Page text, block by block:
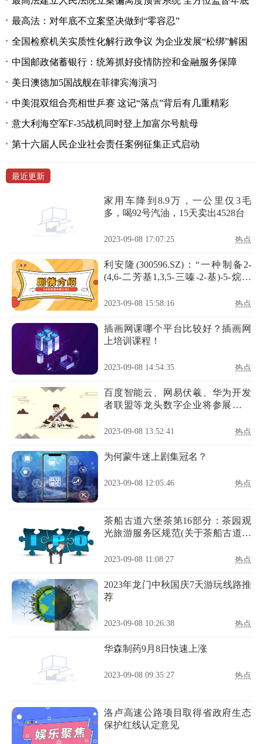
最高法：对年底不立案坚决做到“零容忍”
全国检察机关实质性化解行政争议 为企业发展“松绑”解困
中国邮政储蓄银行：统筹抓好疫情防控和金融服务保障
美日澳德加5国战舰在菲律宾海演习
中美混双组合亮相世乒赛 这记“落点”背后有几重精彩
意大利海空军F-35战机同时登上加富尔号航母
第十六届人民企业社会责任案例征集正式启动
最近更新
家用车降到8.9万，一公里仅3毛
多，喝92号汽油，15天卖出4528台
2023-09-08 17:07:25 热点
利安隆(300596.SZ)：“一种制备2-
(4,6-二芳基1,3,5-三嗪-2-基)-5-烷氧
2023-09-08 15:58:16 热点
插画网课哪个平台比较好？插画网
上培训课程！
2023-09-08 14:54:35 热点
百度智能云、网易伏羲、华为开发
者联盟等龙头数字企业将参展第四
2023-09-08 13:52:41 热点
为何蒙牛迷上剧集冠名？
2023-09-08 12:05:46 热点
茶船古道六堡茶第16部分：茶园观
光旅游服务区规范(关于茶船古道六
区规范简述)
2023-09-08 11:08:27 热点
2023年龙门中秋国庆7天游玩线路推
荐
2023-09-08 10:26:38 热点
华森制药9月8日快速上涨
2023-09-08 09:35:27 热点
洛卢高速公路项目取得省政府生态
保护红线认定意见